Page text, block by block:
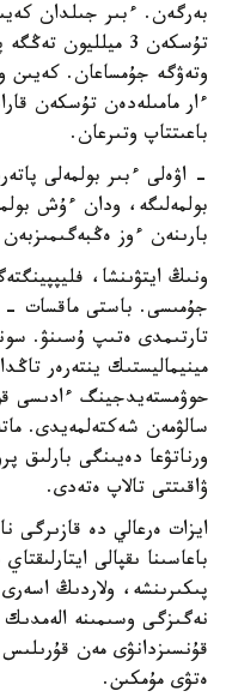
بەرگەن. ءبىر جىلدان
تۇسكەن 3 ميلليون
وتەۋگە جۇمساعان. كەيىن
ءار مامىلەدەن تۇسكەن
باعىتتاپ وتىرعان.
- اۋەلى ءبىر بولمەلى
بولمەلىگە، ودان ءۇش
بارىنەن ءوز
ونىڭ ايتۋىنشا،
جۇمىسى. باستى ماقسات -
تارتىمدى ەتىپ ۇسىنۋ.
مينيماليستىك ينتەرەر
حوۋمستەيدجينگ ءادىسى
سالۋمەن شەكتەلمەيدى.
ورناتۋعا دەيىنگى بارلىق
ۋاقىتتى تالاپ ەتەدى.
ايزات ەرعالي دە قازىرگى
باعاسىنا ىقپالى
نەگىزگى وسىمىنە
قۇنسىزدانۋى مەن قۇرىلىس
ەتۋى مۇمكىن.